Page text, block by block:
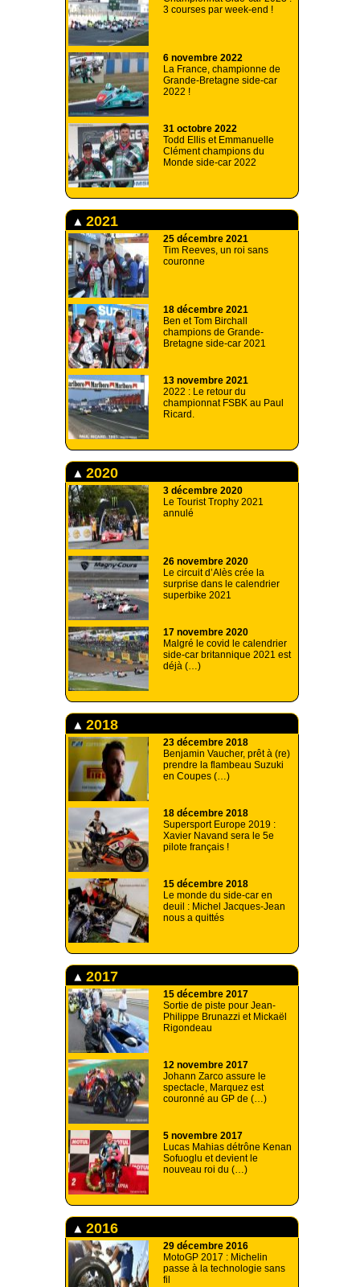
3 courses par week-end !
6 novembre 2022
La France, championne de
Grande-Bretagne side-car
2022 !
31 octobre 2022
Todd Ellis et Emmanuelle
Clément champions du
Monde side-car 2022
2021
25 décembre 2021
Tim Reeves, un roi sans
couronne
18 décembre 2021
Ben et Tom Birchall
champions de Grande-
Bretagne side-car 2021
13 novembre 2021
2022 : Le retour du
championnat FSBK au Paul
Ricard.
2020
3 décembre 2020
Le Tourist Trophy 2021
annulé
26 novembre 2020
Le circuit d’Alès crée la
surprise dans le calendrier
superbike 2021
17 novembre 2020
Malgré le covid le calendrier
side-car britannique 2021 est
déjà (…)
2018
23 décembre 2018
Benjamin Vaucher, prêt à (re)
prendre la flambeau Suzuki
en Coupes (…)
18 décembre 2018
Supersport Europe 2019 :
Xavier Navand sera le 5e
pilote français !
15 décembre 2018
Le monde du side-car en
deuil : Michel Jacques-Jean
nous a quittés
2017
15 décembre 2017
Sortie de piste pour Jean-
Philippe Brunazzi et Mickaël
Rigondeau
12 novembre 2017
Johann Zarco assure le
spectacle, Marquez est
couronné au GP de (…)
5 novembre 2017
Lucas Mahias détrône Kenan
Sofuoglu et devient le
nouveau roi du (…)
2016
29 décembre 2016
MotoGP 2017 : Michelin
passe à la technologie sans
fil